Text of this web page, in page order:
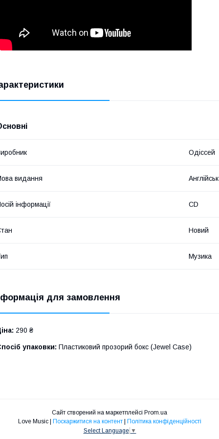
Одіссей
видання
інформації CD
Новий
Музика
для замовлення
290 ₴
упаковки: Пластиковий прозорий бокс (Jewel Case)
Сайт створений на маркетплейсі Prom.ua
Поскаржитися на контент
Політика конфіденційності
Select Language ▼